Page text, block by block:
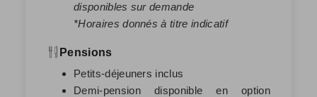
disponibles sur demande
*Horaires donnés à titre indicatif
Pensions
Petits-déjeuners inclus
Demi-pension disponible en option